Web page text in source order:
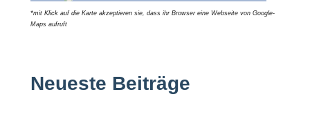
*mit Klick auf die Karte akzeptieren sie, dass ihr Browser eine Webseite von Google-
Maps aufruft
Neueste Beiträge